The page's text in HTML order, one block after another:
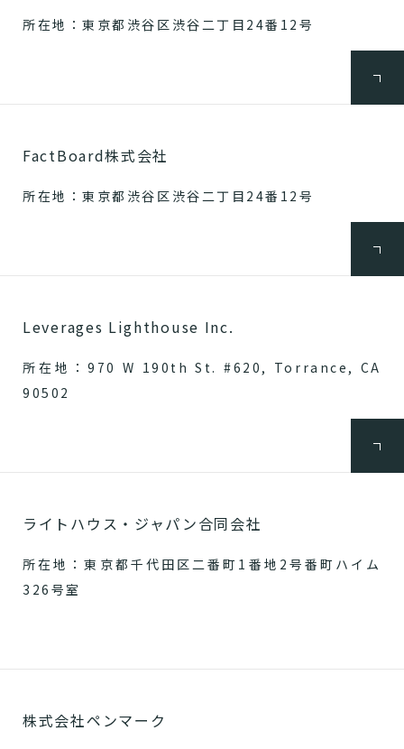
所在地：東京都渋谷区渋谷二丁目24番12号
FactBoard株式会社
所在地：東京都渋谷区渋谷二丁目24番12号
Leverages Lighthouse Inc.
所在地：970 W 190th St. #620, Torrance, CA
90502
ライトハウス・ジャパン合同会社
所在地：東京都千代田区二番町1番地2号番町ハイム
326号室
株式会社ペンマーク